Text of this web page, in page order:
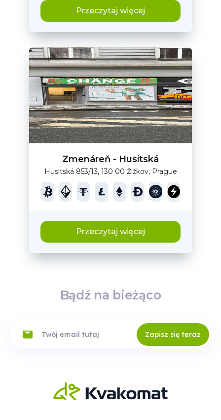
Przeczytaj więcej
Zmenáreň - Husitská
Husitská 853/13, 130 00 Žižkov, Prague
Przeczytaj więcej
Bądź na bieżąco
Zapisz się teraz